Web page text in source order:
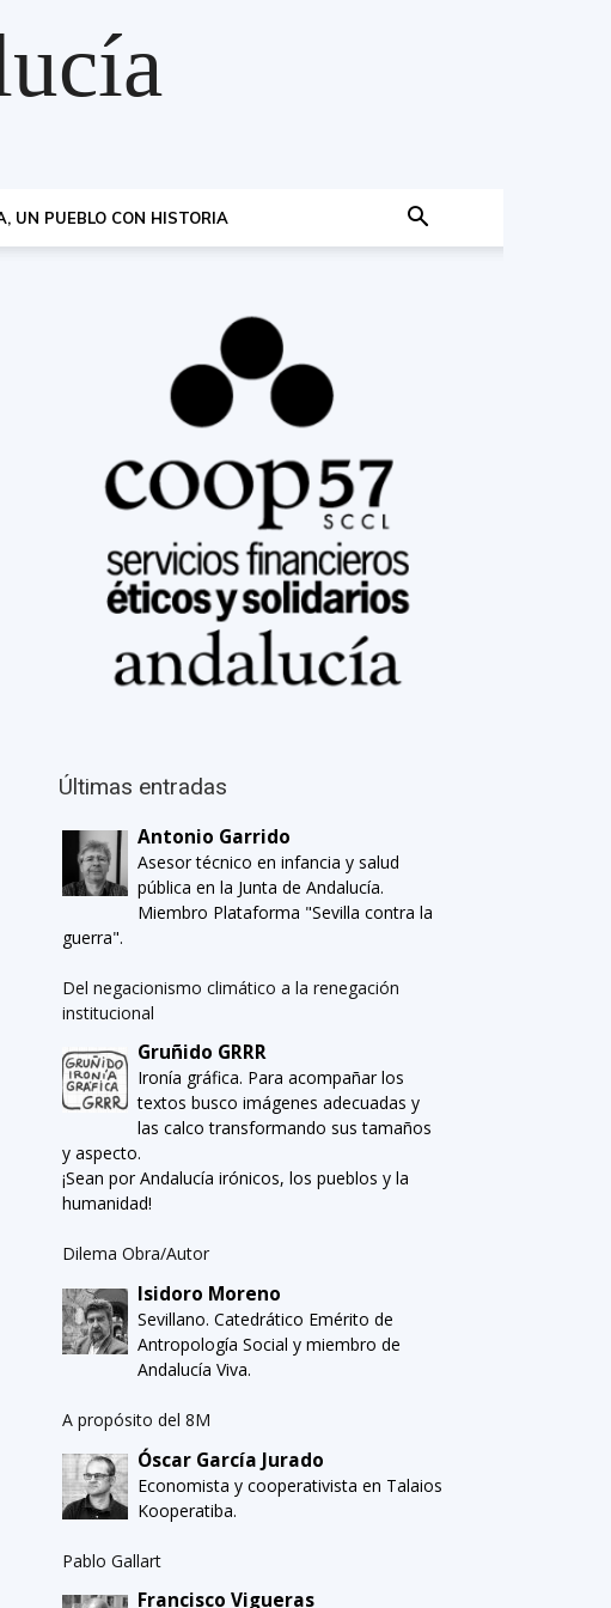
UN PUEBLO CON HISTORIA
Últimas entradas
Antonio Garrido
Asesor técnico en infancia y salud
pública en la Junta de Andalucía.
Miembro Plataforma "Sevilla contra la
guerra".
Del negacionismo climático a la renegación
institucional
Gruñido GRRR
Ironía gráfica. Para acompañar los
textos busco imágenes adecuadas y
las calco transformando sus tamaños
y aspecto.
¡Sean por Andalucía irónicos, los pueblos y la
humanidad!
Dilema Obra/Autor
Isidoro Moreno
Sevillano. Catedrático Emérito de
Antropología Social y miembro de
Andalucía Viva.
A propósito del 8M
Óscar García Jurado
Economista y cooperativista en Talaios
Kooperatiba.
Pablo Gallart
Francisco Vigueras